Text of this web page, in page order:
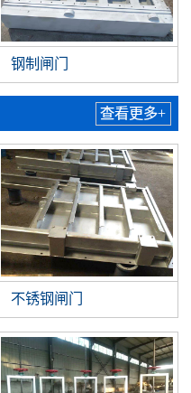
钢制闸门
查看更多+
不锈钢闸门